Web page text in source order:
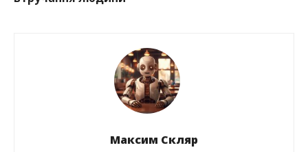
Максим Скляр